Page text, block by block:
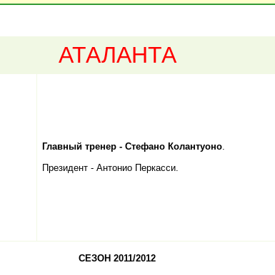
АТАЛАНТА
Главный тренер - Стефано Колантуоно.
Президент - Антонио Перкасси.
СЕЗОН 2011/2012